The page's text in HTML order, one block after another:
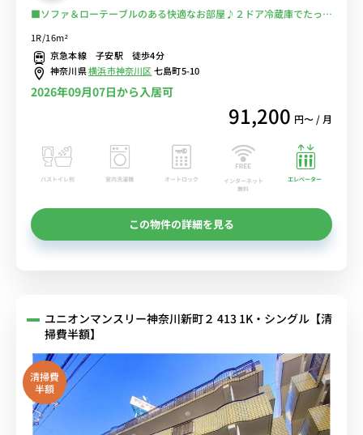
■ソファ＆ローテーブルのある快適なお部屋♪２ドア冷蔵庫でたっぷ
圏内で利用可能/横浜駅まで乗換なしでアクセス可能/コンビニ至近■
選べるWi-Fi格安レンタル中！
1R/16m²
京急本線 子安駅 徒歩4分
神奈川県横浜市神奈川区七島町5-10
2026年09月07日から入居可
91,200 円〜 / 月
バストイレ別 室内洗濯機 オートロック
インターネット
無料
エレベーター
この物件の詳細を見る
ユニオンマンスリー神奈川新町２ 413 1K・シングル【清
掃費半額】
清掃費
半額